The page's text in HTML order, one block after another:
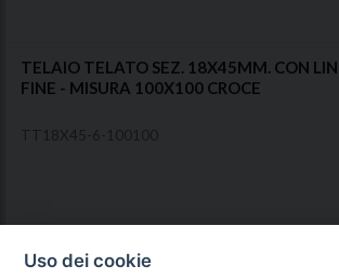
TELAIO TELATO SEZ. 18X45MM. CON
FINE - MISURA 100X100 CROCE
Uso dei cookie